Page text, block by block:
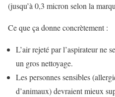
(jusqu’à 0,3 micron selon la
Ce que ça donne concrètement :
L’air rejeté par l’aspirateur ne
un gros nettoyage.
Les personnes sensibles
d’animaux) devraient mieux